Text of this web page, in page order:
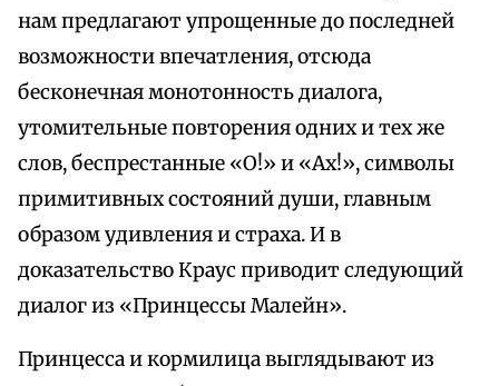
нам предлагают упрощенные до последней
возможности впечатления, отсюда
бесконечная монотонность диалога,
утомительные повторения одних и тех же
слов, беспрестанные «О!» и «Ах!», символы
примитивных состояний души, главным
образом удивления и страха. И в
доказательство Краус приводит следующий
диалог из «Принцессы Малейн».
Принцесса и кормилица выглядывают из